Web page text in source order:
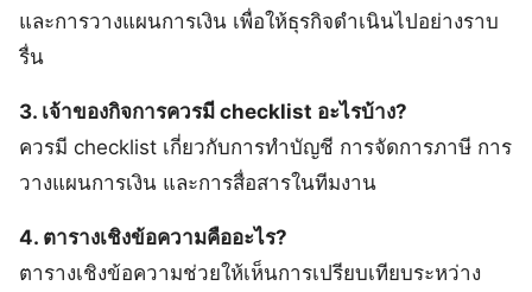
และการวางแผนการเงิน เพื่อให้ธุรกิจดำเนินไปอย่างราบ
รื่น
3. เจ้าของกิจการควรมี checklist อะไรบ้าง?
ควรมี checklist เกี่ยวกับการทำบัญชี การจัดการภาษี การ
วางแผนการเงิน และการสื่อสารในทีมงาน
4. ตารางเชิงข้อความคืออะไร?
ตารางเชิงข้อความช่วยให้เห็นการเปรียบเทียบระหว่าง